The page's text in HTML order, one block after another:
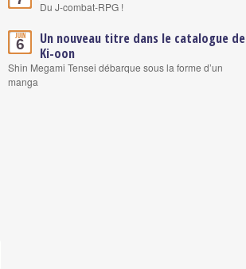
Du J-combat-RPG !
Juin
6
Un nouveau titre dans le catalogue de
Ki-oon
Shin Megami Tensei débarque sous la forme d’un
manga